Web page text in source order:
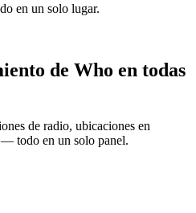
en un solo lugar.
de Who en todas
de radio, ubicaciones en
todo en un solo panel.